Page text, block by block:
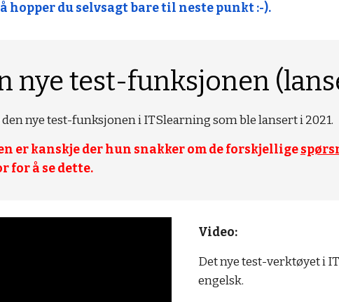
hopper du selvsagt bare til neste punkt :-).
nye test-funksjonen
nye test-funksjonen i ITSlearning som ble lansert i 2021.
er kanskje der hun snakker om de forskjellige
for å se dette.
Video:
Det nye test-verktøyet i
engelsk.